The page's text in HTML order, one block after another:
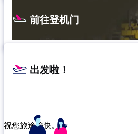
前往登机门
出发啦！
祝您旅途愉快。